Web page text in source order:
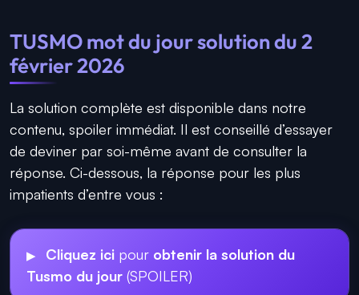
TUSMO mot du jour solution du 2
février 2026
La solution complète est disponible dans notre
contenu, spoiler immédiat. Il est conseillé d’essayer
de deviner par soi-même avant de consulter la
réponse. Ci-dessous, la réponse pour les plus
impatients d’entre vous :
Cliquez ici pour obtenir la solution du
Tusmo du jour (SPOILER)